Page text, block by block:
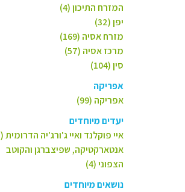
המזרח התיכון (4)
יפן (32)
מזרח אסיה (169)
מרכז אסיה (57)
סין (104)
אפריקה
אפריקה (99)
יעדים מיוחדים
איי פוקלנד ואיי ג'ורג'יה הדרומית (2)
אנטארקטיקה, שפיצברגן והקוטב
הצפוני (4)
נושאים מיוחדים